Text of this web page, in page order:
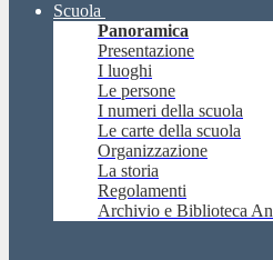
Scuola
Panoramica
Presentazione
I luoghi
Le persone
I numeri della scuola
Le carte della scuola
Organizzazione
La storia
Regolamenti
Archivio e Biblioteca